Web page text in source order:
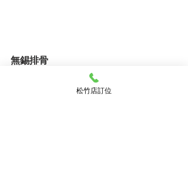
無錫排骨
輕鬆骨肉分離近乎入口即化的口感，口
味濃厚並帶有恰當的微甜，醬汁較屬重
松竹店訂位